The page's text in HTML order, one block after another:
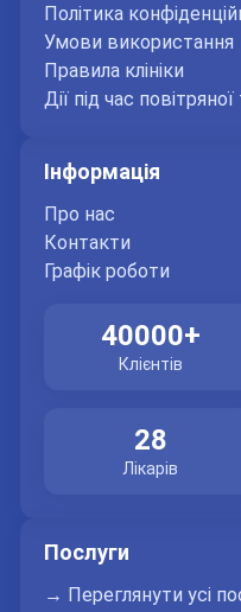
Політика
Умови використання
Правила клініки
Дії під час
Інформація
Про нас
Контакти
Графік роботи
40000+
Клієнтів
28
Лікарів
Послуги
→ Переглянути усі